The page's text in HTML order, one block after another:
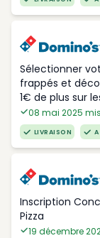
Sélectionner
frappés et
1€ de plus sur
08 mai 2025
LIVRAISON A
Inscription
Pizza
19 décembre